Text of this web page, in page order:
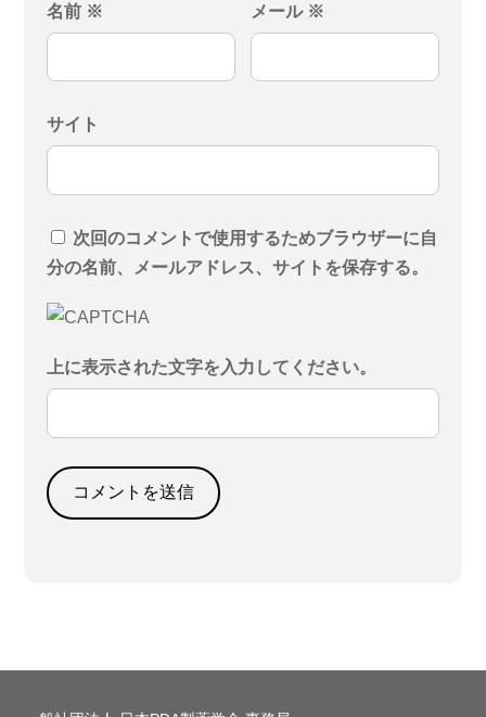
名前 ※ メール ※
サイト
次回のコメントで使用するためブラウザーに自
分の名前、メールアドレス、サイトを保存する。
上に表示された文字を入力してください。